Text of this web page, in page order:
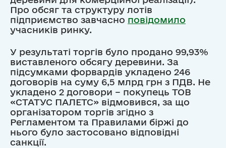
Про обсяг та структуру лотів
підприємство завчасно повідомило
учасників ринку.
У результаті торгів було продано 99,93%
виставленого обсягу деревини. За
підсумками форвардів укладено 246
договорів на суму 6,5 млрд грн з ПДВ. Не
укладено 2 договори – покупець ТОВ
«СТАТУС ПАЛЕТС» відмовився, за що
організатором торгів згідно з
Регламентом та Правилами біржі до
нього було застосовано відповідні
санкції.